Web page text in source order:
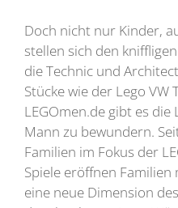
Doch nicht nur Kinder,
stellen sich den
die Technic und
Stücke wie der Lego
LEGOmen.de gibt es
Mann zu bewundern.
Familien im Fokus der
Spiele eröffnen
eine neue Dimension